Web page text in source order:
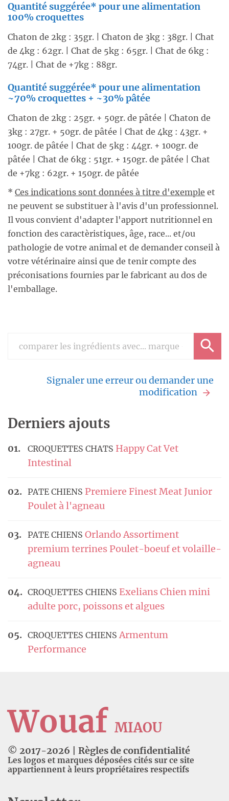
Quantité suggérée* pour une alimentation
100% croquettes
Chaton de 2kg : 35gr. | Chaton de 3kg : 38gr. | Chat
de 4kg : 62gr. | Chat de 5kg : 65gr. | Chat de 6kg :
74gr. | Chat de +7kg : 88gr.
Quantité suggérée* pour une alimentation
~70% croquettes + ~30% pâtée
Chaton de 2kg : 25gr. + 50gr. de pâtée | Chaton de
3kg : 27gr. + 50gr. de pâtée | Chat de 4kg : 43gr. +
100gr. de pâtée | Chat de 5kg : 44gr. + 100gr. de
pâtée | Chat de 6kg : 51gr. + 150gr. de pâtée | Chat
de +7kg : 62gr. + 150gr. de pâtée
* Ces indications sont données à titre d'exemple et
ne peuvent se substituer à l'avis d'un professionnel.
Il vous convient d'adapter l'apport nutritionnel en
fonction des caractèristiques, âge, race... et/ou
pathologie de votre animal et de demander conseil à
votre vétérinaire ainsi que de tenir compte des
préconisations fournies par le fabricant au dos de
l'emballage.
Signaler une erreur ou demander une
modification
Derniers ajouts
CROQUETTES CHATS Happy Cat Vet
Intestinal
PATE CHIENS Premiere Finest Meat Junior
Poulet à l'agneau
PATE CHIENS Orlando Assortiment
premium terrines Poulet-boeuf et volaille-
agneau
CROQUETTES CHIENS Exelians Chien mini
adulte porc, poissons et algues
CROQUETTES CHIENSArmentum
Performance
Wouaf MIAOU
© 2017-2026 Règles de confidentialité
Les logos et marques déposées cités sur ce site
appartiennent à leurs propriétaires respectifs